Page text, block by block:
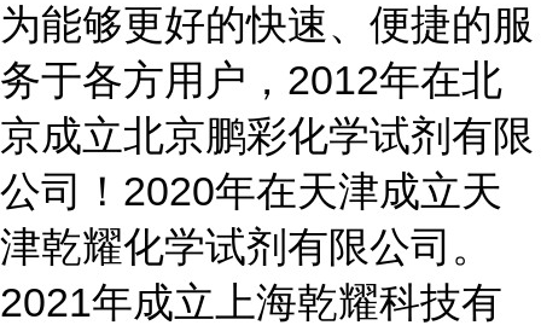
为能够更好的快速、便捷的服
务于各方用户，2012年在北
京成立北京鹏彩化学试剂有限
公司！2020年在天津成立天
津乾耀化学试剂有限公司。
2021年成立上海乾耀科技有